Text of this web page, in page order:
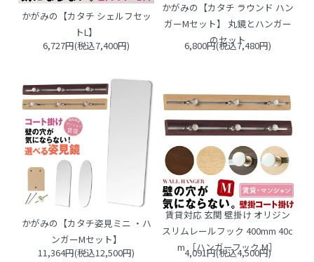
かがみの【カタチ シェルフセッ
トL】
6,727円(税込7,400円)
かがみの【カタチ ラウンド ハン
ガーMセット】 丸鏡とハンガー
のセット
6,800円(税込7,480円)
かがみの【カタチ姿見ミニ ・ハ
ンガーMセット】
11,364円(税込12,500円)
賃貸対応 玄関 壁掛け オリジン
スリムレールフック 400mm 40c
m ［ハンガーフック M］
4,091円(税込4,500円)